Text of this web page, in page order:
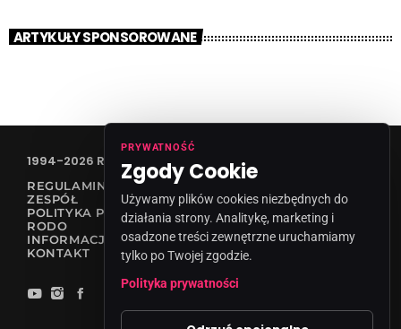
ARTYKUŁY SPONSOROWANE
1994-2026 RADIO VANESSA SPÓŁKA Z O.O
REGULAMIN KONKURSÓW
ZESPÓŁ
POLITYKA PRYWATNOŚCI
RODO
INFORMACJA O NADAWCY
KONTAKT
PRYWATNOŚĆ
Zgody Cookie
Używamy plików cookies niezbędnych do
działania strony. Analitykę, marketing i
osadzone treści zewnętrzne uruchamiamy
tylko po Twojej zgodzie.
Polityka prywatności